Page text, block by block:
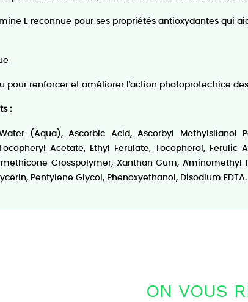
E reconnue pour ses propriétés antioxydantes
pour renforcer et améliorer l'action photoprotectrice
:
(Aqua), Ascorbic Acid, Ascorbyl Methylsilanol
Acetate, Ethyl Ferulate, Tocopherol, Ferulic
Crosspolymer, Xanthan Gum,
Pentylene Glycol, Phenoxyethanol, Disodium EDTA.
ON VOUS